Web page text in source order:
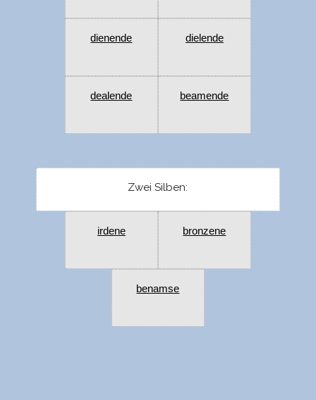
dienende dielende
dealende beamende
Zwei Silben:
irdene bronzene
benamse